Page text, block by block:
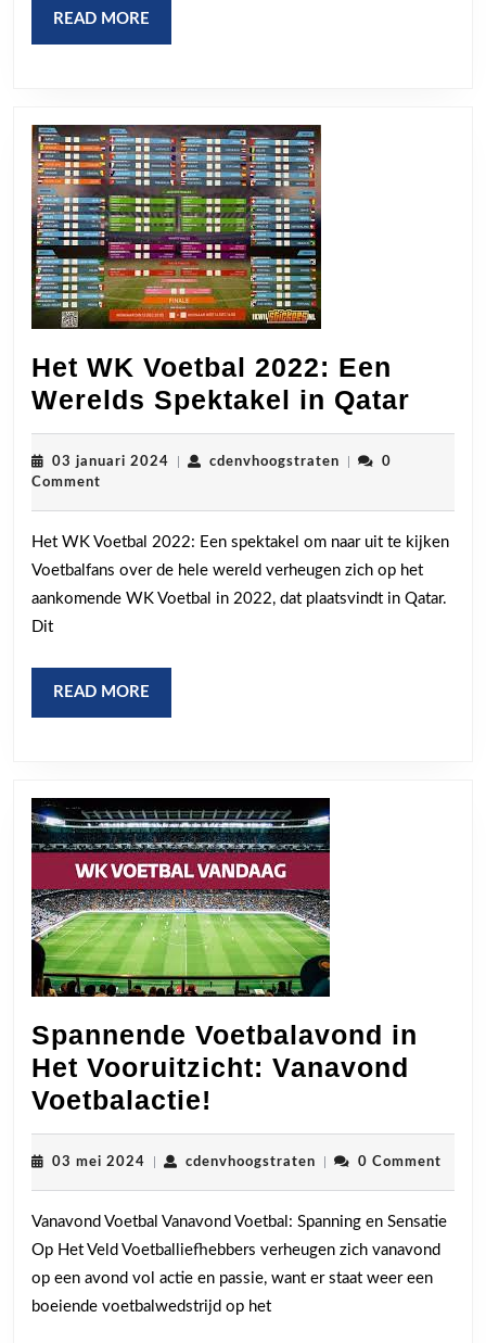
READ MORE
MORE
Het WK Voetbal 2022: Een
Werelds Spektakel in Qatar
WK
Een
03 januari 2024 03
cdenvhoogstratencdenvhoogstraten
0
Comment
Het WK Voetbal 2022: Een spektakel om naar uit te kijken
Voetbalfans over de hele wereld verheugen zich op het
aankomende WK Voetbal in 2022, dat plaatsvindt in Qatar.
Dit
READ MORE
MORE
Spannende Voetbalavond in
Het Vooruitzicht: Vanavond
Voetbalactie!
Voetbalavond
in
Het
Vooruitzicht:
Vanavond
Voetbalactie!
03 mei 2024 03
cdenvhoogstratencdenvhoogstraten
0 Comment
Vanavond Voetbal Vanavond Voetbal: Spanning en Sensatie
Op Het Veld Voetballiefhebbers verheugen zich vanavond
op een avond vol actie en passie, want er staat weer een
boeiende voetbalwedstrijd op het